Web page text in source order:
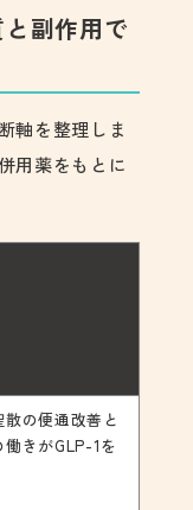
副作用で
軸を整理しま
用薬をもとに
散の便通改善と
きがGLP-1を